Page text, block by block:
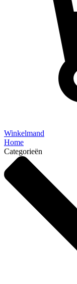
Winkelmand
Home
Categorieën